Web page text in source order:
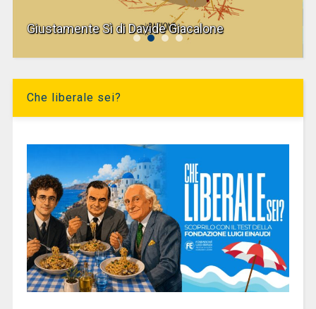
Giustamente Sì di Davide Giacalone
Che liberale sei?